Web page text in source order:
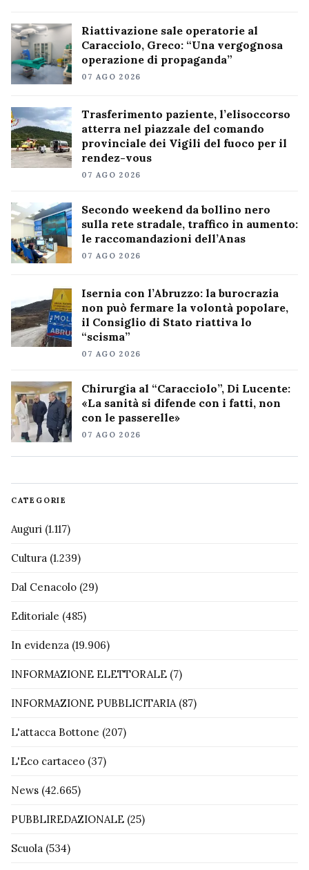
Riattivazione sale operatorie al
Caracciolo, Greco: “Una vergognosa
operazione di propaganda”
07 AGO 2026
Trasferimento paziente, l’elisoccorso
atterra nel piazzale del comando
provinciale dei Vigili del fuoco per il
rendez-vous
07 AGO 2026
Secondo weekend da bollino nero
sulla rete stradale, traffico in aumento:
le raccomandazioni dell’Anas
07 AGO 2026
Isernia con l’Abruzzo: la burocrazia
non può fermare la volontà popolare,
il Consiglio di Stato riattiva lo
“scisma”
07 AGO 2026
Chirurgia al “Caracciolo”, Di Lucente:
«La sanità si difende con i fatti, non
con le passerelle»
07 AGO 2026
CATEGORIE
Auguri (1.117)
Cultura (1.239)
Dal Cenacolo (29)
Editoriale (485)
In evidenza (19.906)
INFORMAZIONE ELETTORALE (7)
INFORMAZIONE PUBBLICITARIA(87)
L'attacca Bottone (207)
L'Eco cartaceo (37)
News (42.665)
PUBBLIREDAZIONALE (25)
Scuola (534)